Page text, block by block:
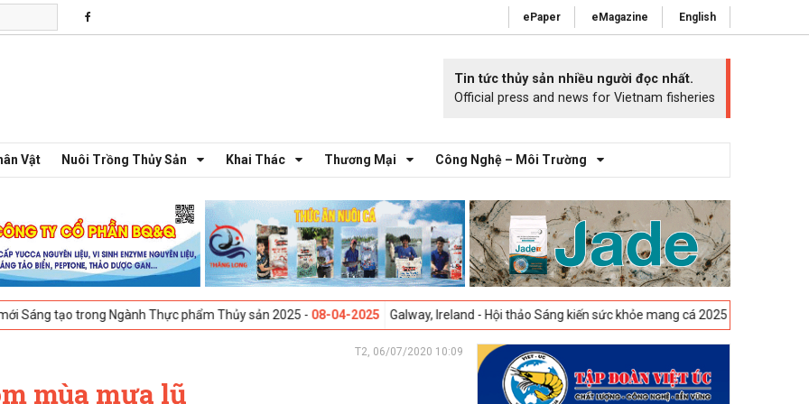
ePaper eMagazine English
Tin tức thủy sản nhiều người đọc nhất.
Official press and news for Vietnam fisheries
Vật Nuôi Trồng Thủy Sản Khai Thác Thương Mại Công Nghệ – Môi Trường
Ngành Thực phẩm Thủy sản 2025 -08-04-2025 Galway, Ireland - Hội thảo Sáng kiến sức khỏe mang cá 2025 -23-04-2025
T2, 06/07/2020 10:09
mùa mưa lũ